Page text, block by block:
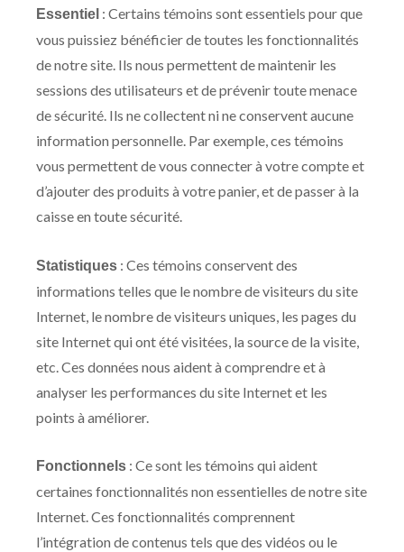
Essentiel : Certains témoins sont essentiels pour que
vous puissiez bénéficier de toutes les fonctionnalités
de notre site. Ils nous permettent de maintenir les
sessions des utilisateurs et de prévenir toute menace
de sécurité. Ils ne collectent ni ne conservent aucune
information personnelle. Par exemple, ces témoins
vous permettent de vous connecter à votre compte et
d’ajouter des produits à votre panier, et de passer à la
caisse en toute sécurité.
Statistiques : Ces témoins conservent des
informations telles que le nombre de visiteurs du site
Internet, le nombre de visiteurs uniques, les pages du
site Internet qui ont été visitées, la source de la visite,
etc. Ces données nous aident à comprendre et à
analyser les performances du site Internet et les
points à améliorer.
Fonctionnels : Ce sont les témoins qui aident
certaines fonctionnalités non essentielles de notre site
Internet. Ces fonctionnalités comprennent
l’intégration de contenus tels que des vidéos ou le